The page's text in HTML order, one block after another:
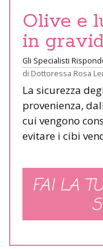
Olive e
in
Gli Specialisti
di Dottoressa Rosa
La sicurezza
provenienza,
cui vengono
evitare i cibi
FAI LA